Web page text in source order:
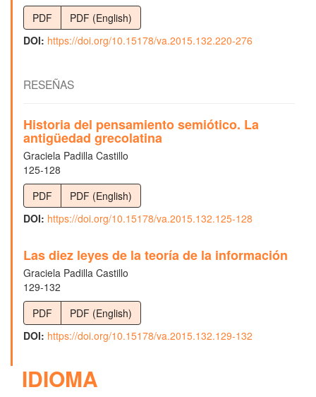
PDF
PDF (English)
DOI: https://doi.org/10.15178/va.2015.132.220-276
RESEÑAS
Historia del pensamiento semiótico. La
antigüedad grecolatina
Graciela Padilla Castillo
125-128
PDF
PDF (English)
DOI: https://doi.org/10.15178/va.2015.132.125-128
Las diez leyes de la teoría de la información
Graciela Padilla Castillo
129-132
PDF
PDF (English)
DOI: https://doi.org/10.15178/va.2015.132.129-132
IDIOMA